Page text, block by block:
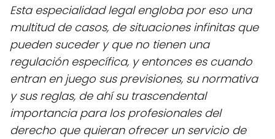
Esta especialidad legal engloba por eso una
multitud de casos, de situaciones infinitas que
pueden suceder y que no tienen una
regulación específica, y entonces es cuando
entran en juego sus previsiones, su normativa
y sus reglas, de ahí su trascendental
importancia para los profesionales del
derecho que quieran ofrecer un servicio de